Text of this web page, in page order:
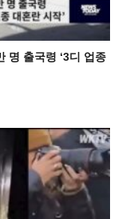
명 출국령 ‘3디 업종